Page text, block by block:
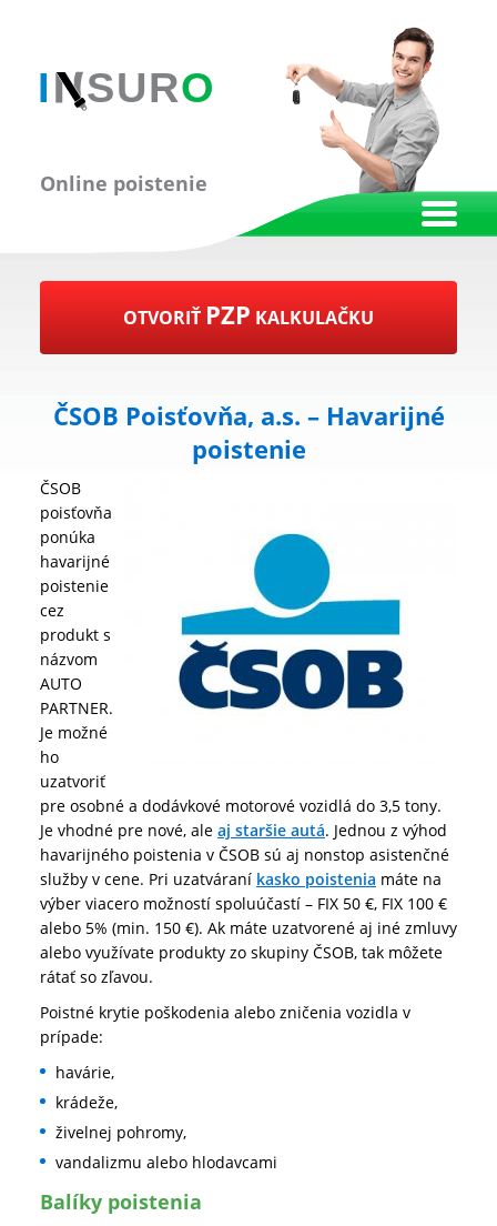
Online poistenie
OTVORIŤ PZP KALKULAČKU
ČSOB Poisťovňa, a.s. – Havarijné
poistenie
ČSOB
poisťovňa
ponúka
havarijné
poistenie
cez
produkt s
názvom
AUTO
PARTNER.
Je možné
ho
uzatvoriť
pre osobné a dodávkové motorové vozidlá do 3,5 tony.
Je vhodné pre nové, ale aj staršie autá. Jednou z výhod
havarijného poistenia v ČSOB sú aj nonstop asistenčné
služby v cene. Pri uzatváraní kasko poistenia máte na
výber viacero možností spoluúčastí – FIX 50 €, FIX 100 €
alebo 5% (min. 150 €). Ak máte uzatvorené aj iné zmluvy
alebo využívate produkty zo skupiny ČSOB, tak môžete
rátať so zľavou.
Poistné krytie poškodenia alebo zničenia vozidla v
prípade:
havárie,
krádeže,
živelnej pohromy,
vandalizmu alebo hlodavcami
Balíky poistenia